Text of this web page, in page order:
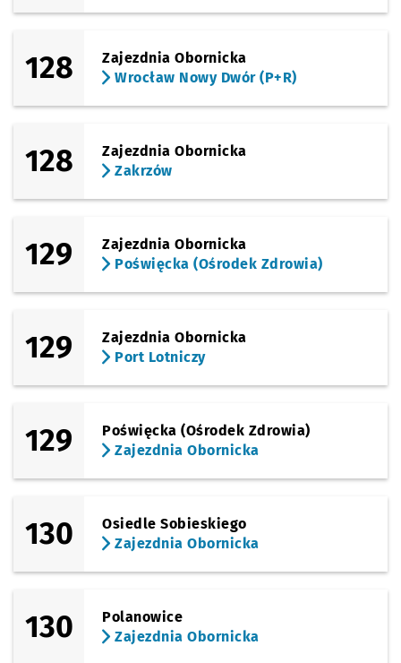
128
Zajezdnia Obornicka
Wrocław Nowy Dwór (P+R)
128
Zajezdnia Obornicka
Zakrzów
129
Zajezdnia Obornicka
Poświęcka (Ośrodek Zdrowia)
129
Zajezdnia Obornicka
Port Lotniczy
129
Poświęcka (Ośrodek Zdrowia)
Zajezdnia Obornicka
130
Osiedle Sobieskiego
Zajezdnia Obornicka
130
Polanowice
Zajezdnia Obornicka